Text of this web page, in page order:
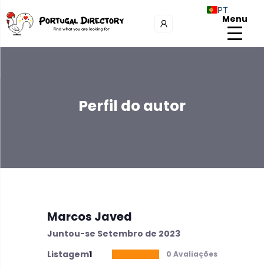
Menu
Perfil do autor
Marcos Javed
Juntou-se Setembro de 2023
Listagem1 0 Avaliações
PT